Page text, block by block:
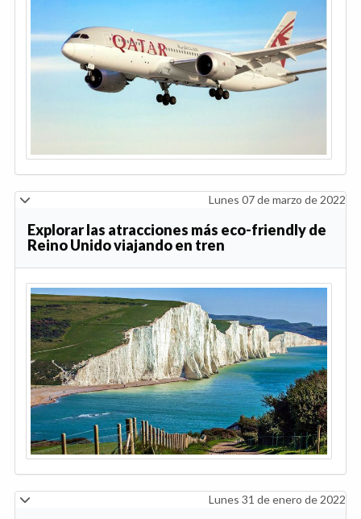
Lunes 07 de marzo de 2022
Explorar las atracciones más eco-friendly de
Reino Unido viajando en tren
Lunes 31 de enero de 2022